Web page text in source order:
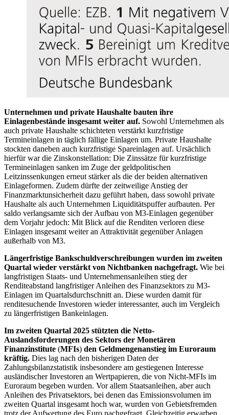
Unternehmen und private Haushalte bauten ihre
Einlagenbestände insgesamt weiter auf. Sowohl Unternehmen als
auch private Haushalte schichteten verstärkt kurzfristige
Termineinlagen in täglich fällige Einlagen um. Private Haushalte
stockten daneben auch kurzfristige Spareinlagen auf. Ursächlich
hierfür war die Zinskonstellation: Die Zinssätze für kurzfristige
Termineinlagen sanken im Zuge der geldpolitischen
Leitzinssenkungen erneut stärker als die der beiden alternativen
Einlageformen. Zudem dürfte der zeitweilige Anstieg der
Finanzmarktunsicherheit dazu geführt haben, dass sowohl private
Haushalte als auch Unternehmen Liquiditätspuffer aufbauten. Per
saldo verlangsamte sich der Aufbau von M3-Einlagen gegenüber
dem Vorjahr jedoch: Mit Blick auf die Renditen verloren diese
Einlagen insgesamt weiter an Attraktivität gegenüber Anlagen
außerhalb von M3.
Längerfristige Bankschuldverschreibungen wurden im zweiten
Quartal wieder verstärkt von Nichtbanken nachgefragt. Wie bei
langfristigen Staats- und Unternehmensanleihen stieg der
Renditeabstand langfristiger Anleihen des Finanzsektors zu M3-
Einlagen im Quartalsdurchschnitt an. Diese wurden damit für
renditesuchende Investoren wieder interessanter, auch im Vergleich
zu längerfristigen Bankeinlagen.
Im zweiten Quartal 2025 stützten die Netto-
Auslandsforderungen des Sektors der Monetären
Finanzinstitute (MFIs) den Geldmengenanstieg im Euroraum
kräftig. Dies lag nach den bisherigen Daten der
Zahlungsbilanzstatistik insbesondere am gestiegenen Interesse
ausländischer Investoren an Wertpapieren, die von Nicht-MFIs im
Euroraum begeben wurden. Vor allem Staatsanleihen, aber auch
Anleihen des Privatsektors, bei denen das Emissionsvolumen im
zweiten Quartal insgesamt hoch war, wurden von Gebietsfremden
trotz der Aufwertung des Euro nachgefragt. Gleichzeitig erwarben